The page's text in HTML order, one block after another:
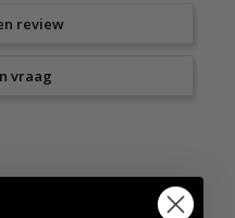
review
vraag